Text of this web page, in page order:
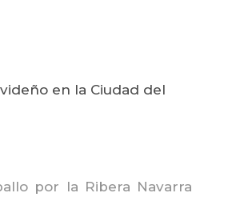
por la Ribera Navarra